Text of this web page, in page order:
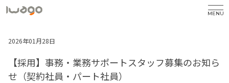
MENU
2026年01月28日
【採用】事務・業務サポートスタッフ募集のお知ら
せ（契約社員・パート社員）